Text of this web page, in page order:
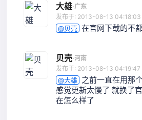
大雄·广东
发布于: 2013-08-13 04:18:03
@贝壳 在官网下载的不都
贝壳·河南
发布于: 2013-08-13 04:19:47
@大雄 之前一直在用那
感觉更新太慢了 就换了
在怎么样了